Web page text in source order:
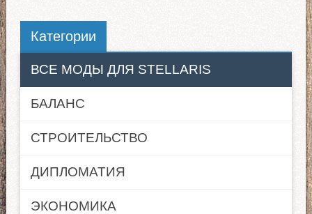
Категории
ВСЕ МОДЫ ДЛЯ STELLARIS
БАЛАНС
СТРОИТЕЛЬСТВО
ДИПЛОМАТИЯ
ЭКОНОМИКА